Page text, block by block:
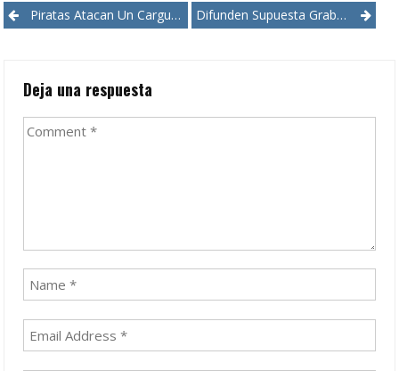
PostPiratas Atacan Un Carguero Y Secuestran A 11 Tripulantes Frente A Las Costas De Nigeria Difunden Supuesta Grabación De Actriz Mexicana Acusada De Robar Ropa En Una Tienda De EE.UU.
Deja una respuesta